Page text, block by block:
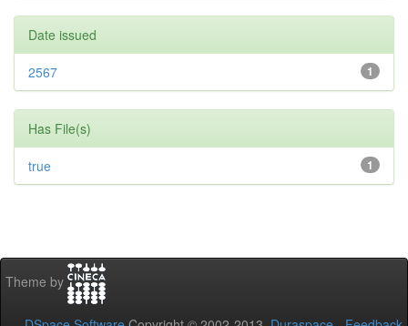
Date issued
1
2567
Has File(s)
1
true
Theme by